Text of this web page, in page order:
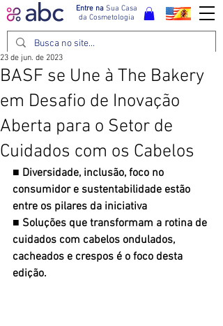
Entre naSua Casa
da Cosmetologia
BASF se Une à The Bakery
em Desafio de Inovação
Aberta para o Setor de
Cuidados com os Cabelos
23 de jun. de 2023
■ Diversidade, inclusão, foco no
consumidor e sustentabilidade estão
entre os pilares da iniciativa
■ Soluções que transformam a rotina de
cuidados com cabelos ondulados,
cacheados e crespos é o foco desta
edição.